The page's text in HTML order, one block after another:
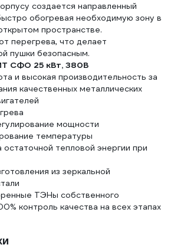
создается направленный
обогревая необходимую зону в
пространстве.
перегрева, что делает
пушки безопасным.
СФО 25 кВт, 380В
и высокая производительность за
качественных металлических
мощности
температуры
тепловой энергии при
из зеркальной
ТЭНы собственного
контроль качества на всех этапах